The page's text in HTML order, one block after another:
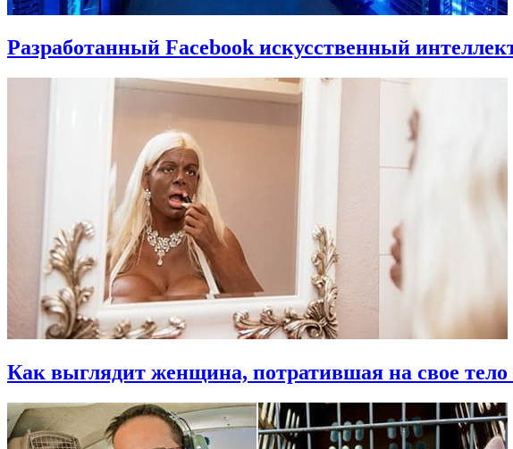
Разработанный Facebook искусственный
Как выглядит женщина, потратившая на свое тело